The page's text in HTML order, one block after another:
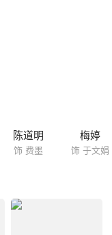
陈道明
饰 费墨
梅婷
饰 于文娟